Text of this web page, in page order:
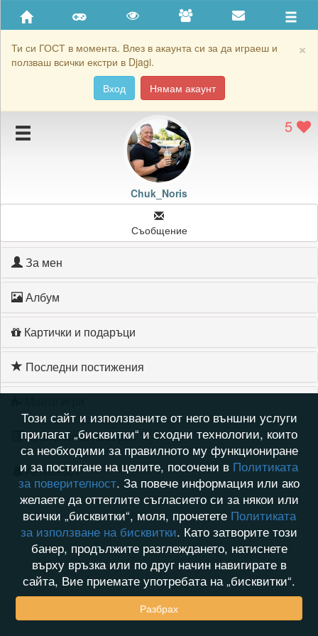
×
Ти си ГОСТ в момента. Влез в акаунта си за да играеш и
ползваш всички екстри в Djagi.
Вход
Нямам акаунт
Приятели
Хронология на игри
Подаръците на Chuk_Noris
Картичките на Chuk_Noris
Блокирай Chuk_Noris
5
Chuk_Noris
Съобщение
За мен
Албум
Картички и подаръци
Последни постижения
Хронология на игри
Активност
Този сайт и използваните от него външни услуги
прилагат „бисквитки“ и сходни технологии, които
са необходими за правилното му функциониране
и за постигане на целите, посочени в Политиката
за поверителност. За повече информация или ако
желаете да оттеглите съгласието си за някои или
всички „бисквитки“, моля, прочетете Политиката
за използване на бисквитки. Като затворите този
банер, продължите разглеждането, натиснете
върху връзка или по друг начин навигирате в
сайта, Вие приемате употребата на „бисквитки“.
Разбрах